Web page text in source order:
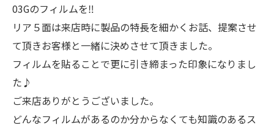
03Gのフィルムを‼
リア５面は来店時に製品の特長を細かくお話、提案させ
て頂きお客様と一緒に決めさせて頂きました。
フィルムを貼ることで更に引き締まった印象になりまし
た♪
ご来店ありがとうございました。
どんなフィルムがあるのか分からなくても知識のあるス